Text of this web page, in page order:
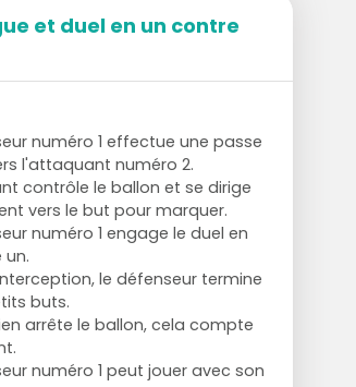
et duel en un contre
numéro 1 effectue une passe
l'attaquant numéro 2.
contrôle le ballon et se dirige
vers le but pour marquer.
numéro 1 engage le duel en
un.
le défenseur termine
buts.
arrête le ballon, cela compte
numéro 1 peut jouer avec son